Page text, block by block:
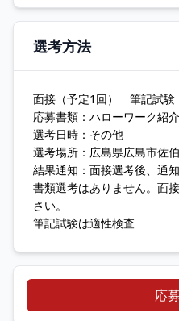
選考方法
面接（予定1回） 筆記試験
応募書類：ハローワーク紹
選考日時：その他
選考場所：広島県広島市佐
結果通知：面接選考後、通
書類選考はありません。面
さい。
筆記試験は適性検査
応